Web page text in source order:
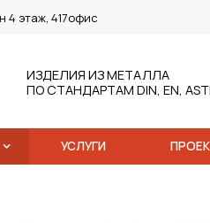
4 этаж, 417офис
ИЗДЕЛИЯ ИЗ МЕТАЛЛА
ПО СТАНДАРТАМ DIN, EN,
УСЛУГИ